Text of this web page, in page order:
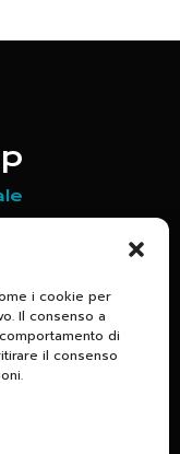
i cookie per
Il consenso a
di
il consenso